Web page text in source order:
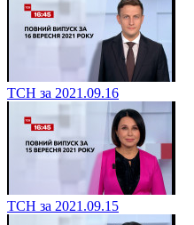
ТСН за 2021.09.16
ТСН за 2021.09.15